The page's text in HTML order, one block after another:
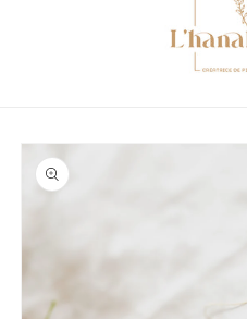
Passer aux
informations
produits